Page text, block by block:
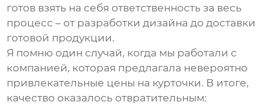
готов взять на себя ответственность за весь
процесс – от разработки дизайна до доставки
готовой продукции.
Я помню один случай, когда мы работали с
компанией, которая предлагала невероятно
привлекательные цены на курточки. В итоге,
качество оказалось отвратительным: